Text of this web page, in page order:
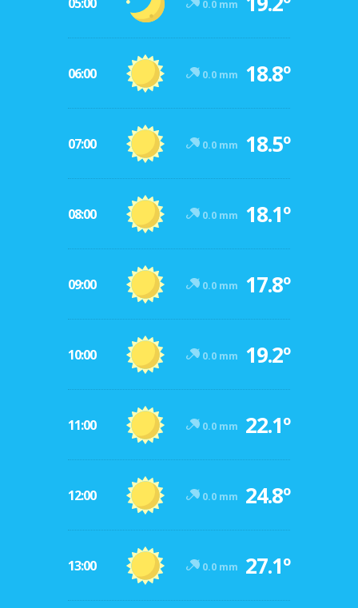
0.0 mm
06:00 0.0 mm 18.8º
07:00 0.0 mm 18.5º
08:00 0.0 mm 18.1º
09:00 0.0 mm 17.8º
10:00 0.0 mm 19.2º
11:00 0.0 mm 22.1º
12:00 0.0 mm 24.8º
13:00 0.0 mm 27.1º